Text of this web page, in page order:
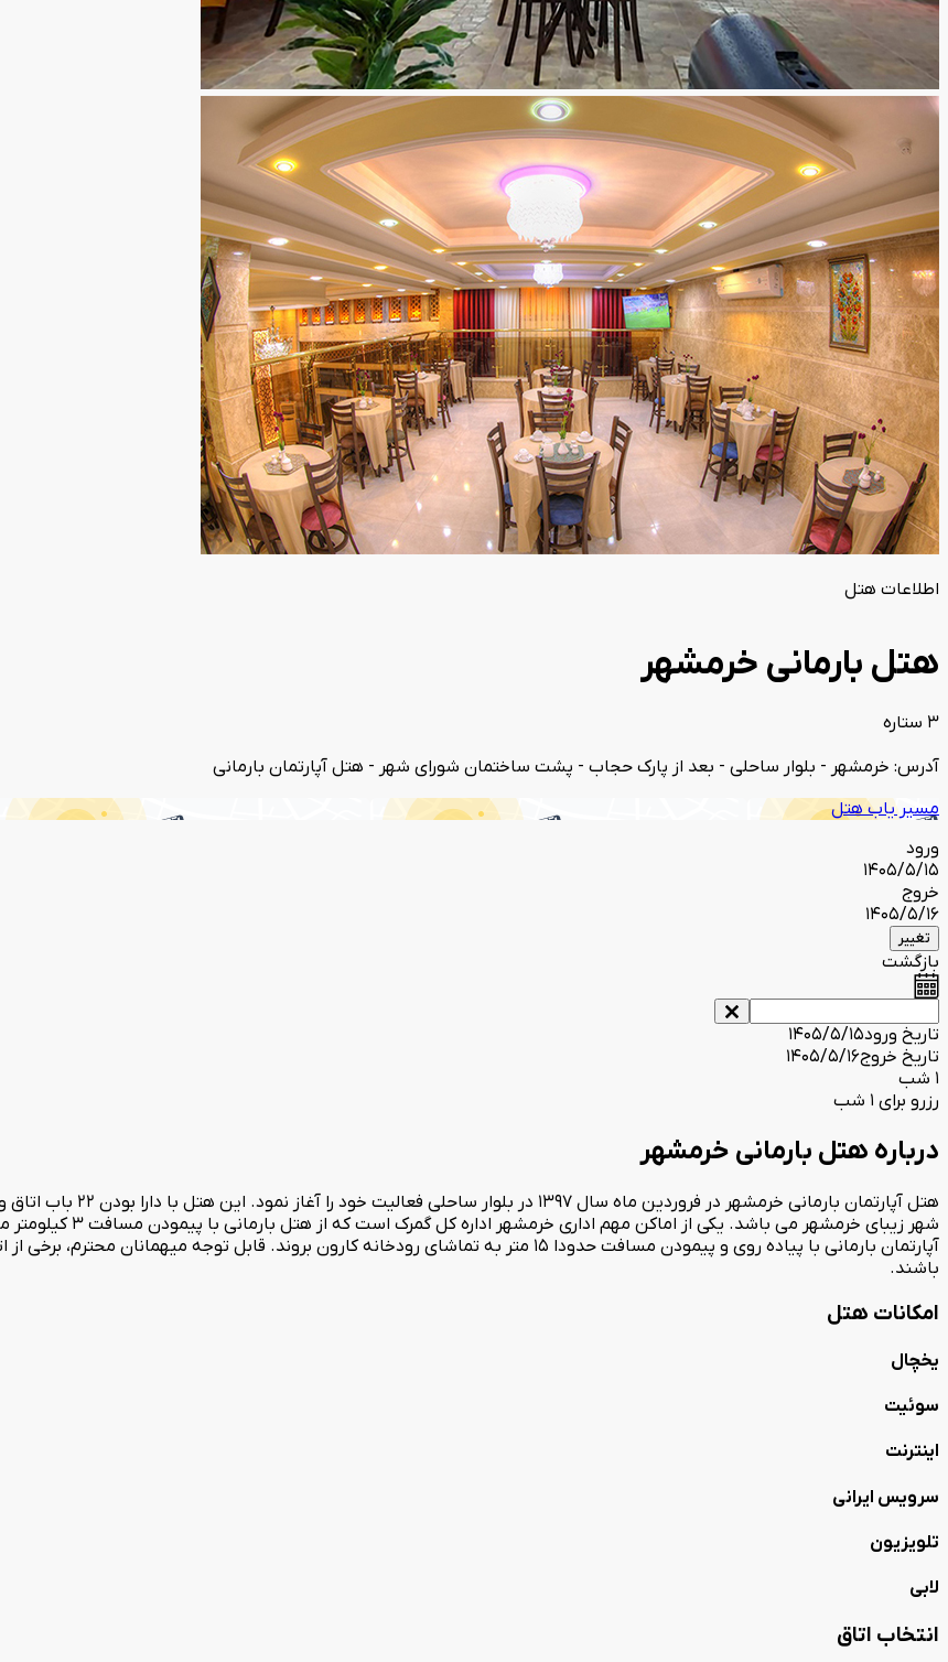
اطلاعات هتل
هتل بارمانی خرمشهر
3 ستاره
آدرس: خرمشهر - بلوار ساحلی - بعد از پارک حجاب - پشت ساختمان شورای شهر - هتل آپارتمان بارمانی
مسیر یاب هتل
ورود
1405/5/15
خروج
1405/5/16
تغییر
بازگشت
تاریخ ورود1405/5/15
تاریخ خروج1405/5/16
1 شب
رزرو برای 1 شب
درباره هتل بارمانی خرمشهر
هتل آپارتمان بارمانی
شهر زیبای خرمشهر می
آپارتمان بارمانی با پیاده روی و پیمودن مسافت حدودا 15 متر به تماشای رودخانه کارون بروند. قابل توجه
باشند.
امکانات هتل
یخچال
سوئیت
اینترنت
سرویس ایرانی
تلویزیون
لابی
انتخاب اتاق